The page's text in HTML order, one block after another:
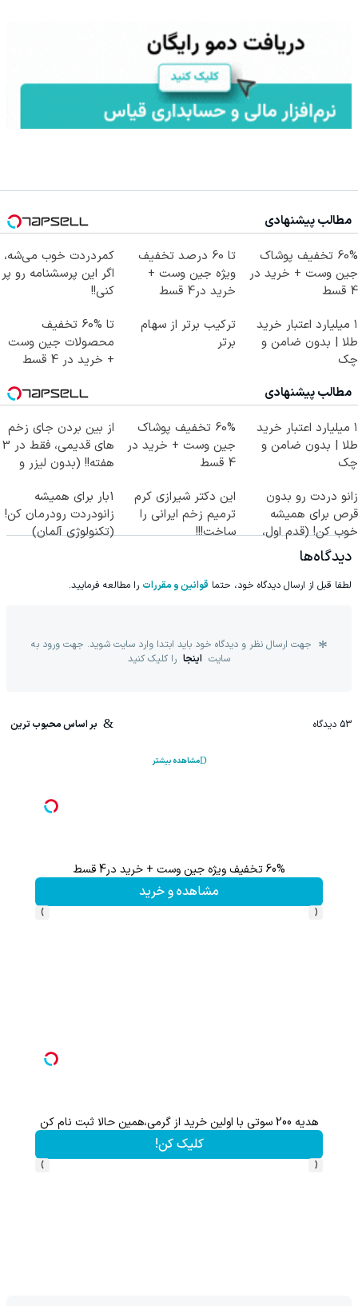
مطالب پیشنهادی
60% تخفیف پوشاک
جین وست + خرید در
4 قسط
تا 60 درصد تخفیف
ویژه جین وست +
خرید در4 قسط
کمردردت خوب می‌شه،
اگر این پرسشنامه رو پر
کنی!!
۱ میلیارد اعتبار خرید
طلا | بدون ضامن و
چک
ترکیب برتر از سهام
برتر
تا %60 تخفیف
محصولات جین وست
+ خرید در 4 قسط
مطالب پیشنهادی
۱ میلیارد اعتبار خرید
طلا | بدون ضامن و
چک
60% تخفیف پوشاک
جین وست + خرید در
4 قسط
از بین بردن جای زخم
های قدیمی، فقط در 3
هفته!! (بدون لیزر و
زانو دردت رو بدون
قرص برای همیشه
خوب کن! (قدم اول،
پرسش‌نامه)
این دکتر شیرازی کرم
ترمیم زخم ایرانی را
ساخت!!!
1بار برای همیشه
زانودردت رودرمان کن!
(تکنولوژی آلمان)
دیدگاه‌ها
لطفا قبل از ارسال دیدگاه خود، حتما قوانین و مقررات را مطالعه فرمایید.
جهت ارسال نظر و دیدگاه خود باید ابتدا وارد سایت شوید. جهت ورود به
سایت اینجا را کلیک کنید
53 دیدگاه بر اساس محبوب ترین
مشاهده بیشتر
60% تخفیف ویژه جین وست + خرید در4 قسط
مشاهده و خرید
‹
›
هدیه 200 سوتی با اولین خرید از گرمی،همین حالا ثبت نام کن
کلیک کن!
‹
›